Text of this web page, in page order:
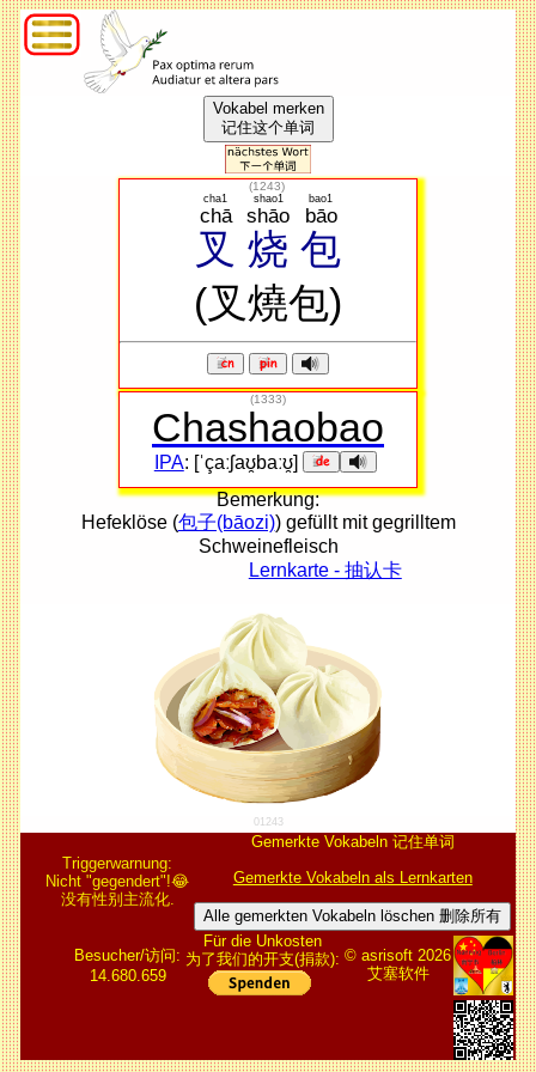
Vokabel merken
记住这个单词
(1243)
叉
chā
cha1
烧
shāo
shao1
包
bāo
bao1
(叉燒包)
(1333)
Chashaobao
IPA: [ˈçaːʃaʊ̯baːʊ̯]
Bemerkung:
Hefeklöse (包子(bāozi)) gefüllt mit gegrilltem
Schweinefleisch
Lernkarte - 抽认卡
01243
Triggerwarnung:
Nicht "gegendert"!😂
没有性别主流化.
Gemerkte Vokabeln 记住单词
Gemerkte Vokabeln als Lernkarten
Alle gemerkten Vokabeln löschen 删除所有
Besucher/访问:
14.680.659
Für die Unkosten
为了我们的开支(捐款): © asrisoft 2026
艾塞软件